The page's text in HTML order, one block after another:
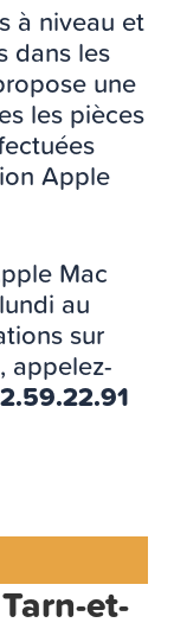
à niveau et
dans les
une
les pièces
Apple
Mac
au
sur
appelez-
et-